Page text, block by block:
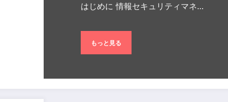
はじめに 情報セキュリティマネ…
もっと見る